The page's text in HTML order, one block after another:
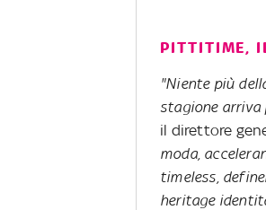
PITTITIME,
"Niente più
stagione arriva
il direttore
moda,
timeless,
heritage